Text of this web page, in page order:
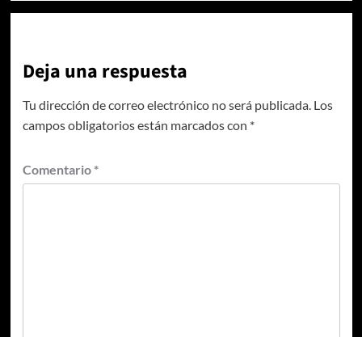
Deja una respuesta
Tu dirección de correo electrónico no será publicada. Los
campos obligatorios están marcados con *
Comentario *